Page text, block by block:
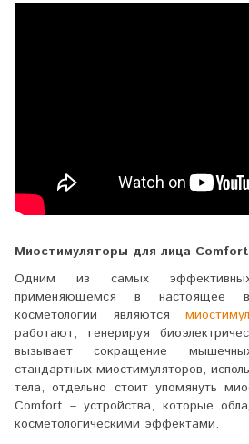
Миостимуляторы для лица Comfort
Одним из самых
применяющемся в настоящее
косметологии являются
работают, генерируя
вызывает сокращение
стандартных миостимуляторов,
тела, отдельно стоит упомянуть
Comfort – устройства, которые
косметологическими эффектами.